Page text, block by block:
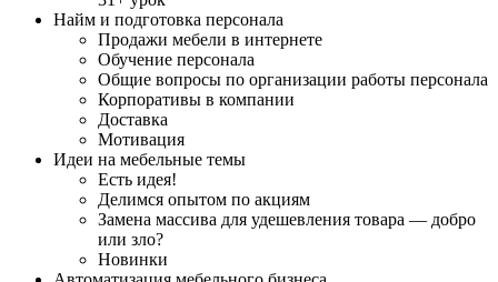
Найм и подготовка персонала
Продажи мебели в интернете
Обучение персонала
Общие вопросы по организации работы персонала
Корпоративы в компании
Доставка
Мотивация
Идеи на мебельные темы
Есть идея!
Делимся опытом по акциям
Замена массива для удешевления товара — добро
или зло?
Новинки